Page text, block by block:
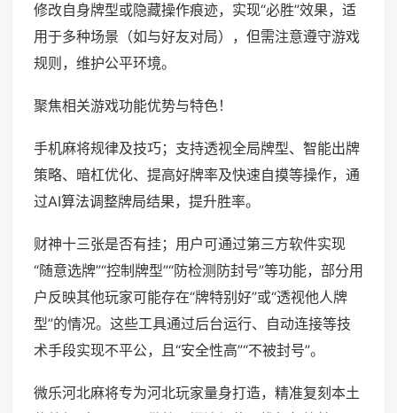
修改自身牌型或隐藏操作痕迹，实现“必胜”效果，适
用于多种场景（如与好友对局），但需注意遵守游戏
规则，维护公平环境。
聚焦相关游戏功能优势与特色！
手机麻将规律及技巧；支持透视全局牌型、智能出牌
策略、暗杠优化、提高好牌率及快速自摸等操作，通
过AI算法调整牌局结果，提升胜率。
财神十三张是否有挂；用户可通过第三方软件实现
“随意选牌”“控制牌型”“防检测防封号”等功能，部分用
户反映其他玩家可能存在“牌特别好”或“透视他人牌
型”的情况。这些工具通过后台运行、自动连接等技
术手段实现不平公，且“安全性高”“不被封号”。
微乐河北麻将专为河北玩家量身打造，精准复刻本土